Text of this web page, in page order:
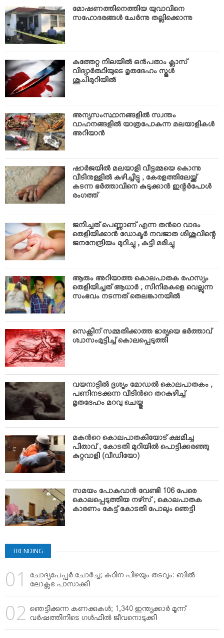
VIDEOS
YOUR SAY
COOKERY
KARSHAKAN
TOURS & TRAVEL
GREETINGS
CLASSIFIEDS
OBITUARY
മോഷണത്തിനെത്തിയ യുവാവിനെ
സഹോദരങ്ങള്‍ ചേര്‍ന്നു തല്ലിക്കൊന്നു
കുത്തേറ്റ നിലയില്‍ ഒന്‍പതാം ക്ലാസ്
വിദ്യാര്‍ത്ഥിയുടെ മൃതദേഹം സ്കൂള്‍
ശുചിമുറിയില്‍
അന്യസംസ്ഥാനങ്ങളില്‍ സ്വന്തം
വാഹനങ്ങളില്‍ യാത്രപോകുന്ന മലയാളികള്‍
അറിയാന്‍
ഷാര്‍ജയില്‍ മലയാളി വീട്ടമ്മയെ കൊന്നു
വീടിനുള്ളില്‍ കുഴിച്ചിട്ടു ; കേരളത്തിലേയ്ക്ക്
കടന്ന ഭര്‍ത്താവിനെ കുടുക്കാന്‍ ഇന്റര്‍പോള്‍
രംഗത്ത്
ജനിച്ചത് പെണ്ണാണ് എന്ന തന്‍റെ വാദം
തെളിയിക്കാന്‍ ഡോക്ടര്‍ നവജാത ശിശുവിന്റെ
ജനനേന്ദ്രിയം മുറിച്ചു , കുട്ടി മരിച്ചു
ആരും അറിയാത്ത കൊലപാതക രഹസ്യം
തെളിയിച്ചത് ആധാര്‍ ; സിനിമകളെ വെല്ലുന്ന
സംഭവം നടന്നത് തെലങ്കാനയില്‍
സെക്സിന് സമ്മതിക്കാത്ത ഭാര്യയെ ഭര്‍ത്താവ്
ശ്വാസംമുട്ടിച്ച് കൊലപ്പെടുത്തി
വയനാട്ടില്‍ ദൃശ്യം മോഡല്‍ കൊലപാതകം ;
പണിനടക്കുന്ന വീടിന്‍റെ തറകുഴിച്ച്
മൃതദേഹം മറവു ചെയ്തു
മകന്‍റെ കൊലപാതകിയോട് ക്ഷമിച്ച
പിതാവ് ; കോടതി മുറിയില്‍ പൊട്ടിക്കരഞ്ഞു
കുറ്റവാളി (വീഡിയോ)
സമയം പോകുവാന്‍ വേണ്ടി 106 പേരെ
കൊലപ്പെടുത്തിയ നഴ്‌സ് ; കൊലപാതക
കാരണം കേട്ട് കോടതി പോലും ഞെട്ടി
TRENDING
ചോദ്യപേപ്പര്‍ ചോര്‍ച്ച; കഠിന പിഴയും തടവും: ബില്‍
ലോക്സഭ പാസാക്കി
ഞെട്ടിക്കുന്ന കണക്കുകള്‍; 1,340 ഇന്ത്യക്കാര്‍ മൂന്ന്
വര്‍ഷത്തിനിടെ ഗള്‍ഫില്‍ ജീവനൊടുക്കി